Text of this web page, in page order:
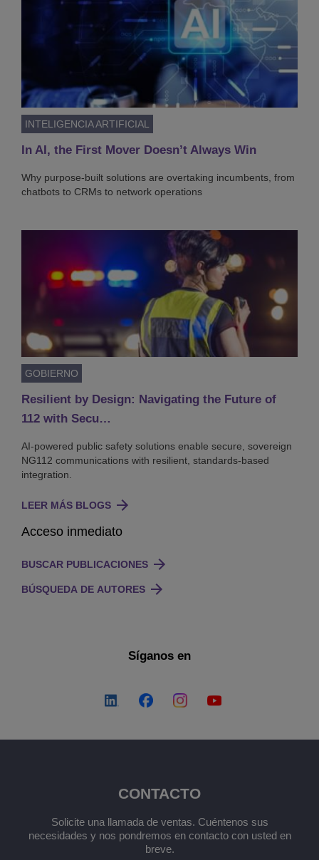
INTELIGENCIA ARTIFICIAL
In AI, the First Mover Doesn’t Always Win
Why purpose-built solutions are overtaking incumbents, from
chatbots to CRMs to network operations
GOBIERNO
Resilient by Design: Navigating the Future of
112 with Secu…
AI-powered public safety solutions enable secure, sovereign
NG112 communications with resilient, standards-based
integration.
LEER MÁS BLOGS
Acceso inmediato
BUSCAR PUBLICACIONES
BÚSQUEDA DE AUTORES
Síganos en
CONTACTO
Solicite una llamada de ventas. Cuéntenos sus
necesidades y nos pondremos en contacto con usted en
breve.